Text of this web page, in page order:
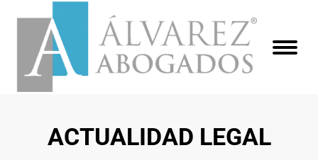
ACTUALIDAD LEGAL